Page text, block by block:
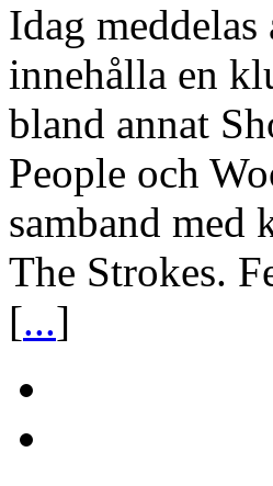
Idag
innehålla en
bland annat
People och
samband med
The Strokes.
[...]